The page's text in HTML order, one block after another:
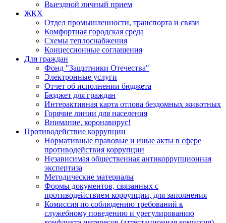
Выездной личный прием
ЖКХ
Отдел промышленности, транспорта и связи
Комфортная городская среда
Схемы теплоснабжения
Концессионные соглашения
Для граждан
Фонд "Защитники Отечества"
Электронные услуги
Отчет об исполнении бюджета
Бюджет для граждан
Интерактивная карта отлова бездомных животных
Горячие линии для населения
Внимание, коронавирус!
Противодействие коррупции
Нормативные правовые и иные акты в сфере
противодействия коррупции
Независимая общественная антикоррупционная
экспертиза
Методические материалы
Формы документов, связанных с
противодействием коррупции, для заполнения
Комиссия по соблюдению требований к
служебному поведению и урегулированию